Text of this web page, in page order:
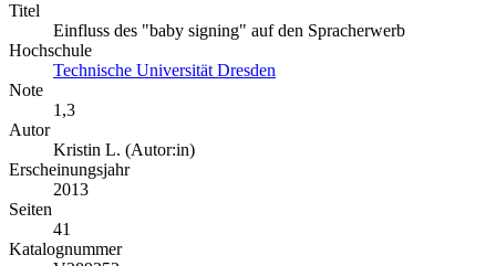
Titel
Einfluss des "baby signing" auf den Spracherwerb
Hochschule
Technische Universität Dresden
Note
1,3
Autor
Kristin L. (Autor:in)
Erscheinungsjahr
2013
Seiten
41
Katalognummer